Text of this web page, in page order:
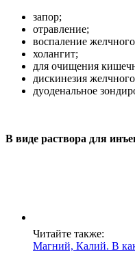
запор;
отравление;
воспаление
холангит;
для очищения
дискинезия
дуоденальное
В виде раствора для
Читайте также:
Магний, Калий. В